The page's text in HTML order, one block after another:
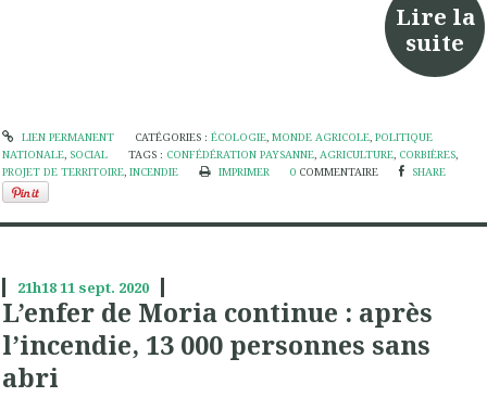
Lire la
suite
LIEN PERMANENT CATÉGORIES : ÉCOLOGIE, MONDE AGRICOLE, POLITIQUE
NATIONALE, SOCIAL TAGS : CONFÉDÉRATION PAYSANNE,AGRICULTURE, CORBIÈRES,
PROJET DE TERRITOIRE, INCENDIE IMPRIMER 0 COMMENTAIRE SHARE
21h1811 sept. 2020
L’enfer de Moria continue : après
l’incendie, 13 000 personnes sans
abri